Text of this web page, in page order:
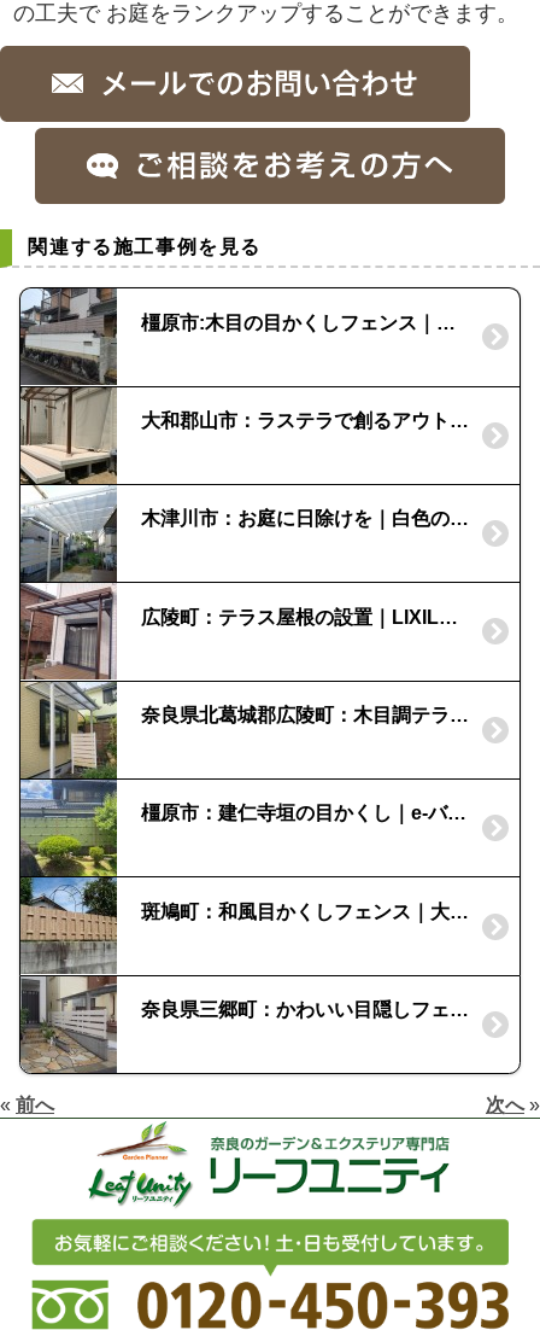
の工夫で お庭をランクアップすることができます。
関連する施工事例を見る
橿原市:木目の目かくしフェンス｜擬木のアクセント
大和郡山市：ラステラで創るアウトドアリビング|木目調パーゴラ
木津川市：お庭に日除けを｜白色のテラス屋根
広陵町：テラス屋根の設置｜LIXIL・シュエット
奈良県北葛城郡広陵町：木目調テラス ナチュレと目かくしで憩いのスペース
橿原市：建仁寺垣の目かくし｜e-バンブーユニット
斑鳩町：和風目かくしフェンス｜大和塀
奈良県三郷町：かわいい目隠しフェンスを設置して雑貨を飾りたい！｜「ディーズガーデン」アルファウッド 樹脂製フェンス
« 前へ 次へ»